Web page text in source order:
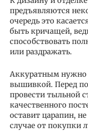
предъявляются
очередь это
быть кричащей,
способствовать
или раздражать.
Аккуратным нужно
вышивкой. Перед
провести тыльной
качественного
оставит царапин,
случае от покупки